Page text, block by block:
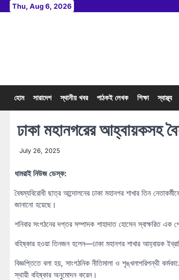
SkipThu, Aug 6, 2026
হোম সারাদেশ স্থানীয় খবর পাঠকই লেখক শিক্ষা স্বাস্থ্য
ঢাকা মহানগরের আহ্বায়কসহ
July 26, 2025
ধামরাই নিউজ ডেস্ক:
বৈষম্যবিরোধী ছাত্র আন্দোলনের ঢাকা মহানগর শাখার তিন
জানানো হয়েছে।
শনিবার সংগঠনের দপ্তর সম্পাদক শাহাদাত হোসেন স্বাক্ষরিত এক
বহিষ্কার হওয়া তিনজন হলেন—ঢাকা মহানগর শাখার আহ্বায়ক
বিজ্ঞপ্তিতে বলা হয়, সাংগঠনিক নীতিমালা ও শৃঙ্খলাপরিপন্থী
স্থায়ী বহিষ্কার অনুমোদন করেন।